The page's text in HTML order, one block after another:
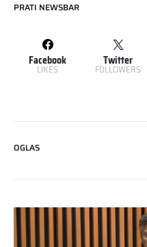
PRATI NEWSBAR
Facebook
LIKES
Twitter
FOLLOWERS
OGLAS